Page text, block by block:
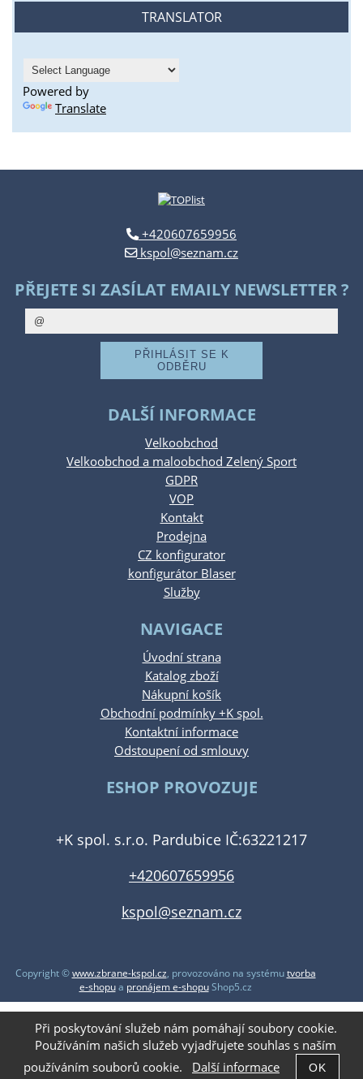
TRANSLATOR
Powered by
Translate
+420607659956
kspol@seznam.cz
PŘEJETE SI ZASÍLAT EMAILY NEWSLETTER ?
DALŠÍ INFORMACE
Velkoobchod
Velkoobchod a maloobchod Zelený Sport
GDPR
VOP
Kontakt
Prodejna
CZ konfigurator
konfigurátor Blaser
Služby
NAVIGACE
Úvodní strana
Katalog zboží
Nákupní košík
Obchodní podmínky +K spol.
Kontaktní informace
Odstoupení od smlouvy
ESHOP PROVOZUJE
+K spol. s.r.o. Pardubice IČ:63221217
+420607659956
kspol@seznam.cz
Copyright ©www.zbrane-kspol.cz, provozováno na systémutvorba
e-shopua pronájem e-shopuShop5.cz
Při poskytování služeb nám pomáhají soubory cookie.
Používáním našich služeb vyjadřujete souhlas s naším
používáním souborů cookie. Další informace